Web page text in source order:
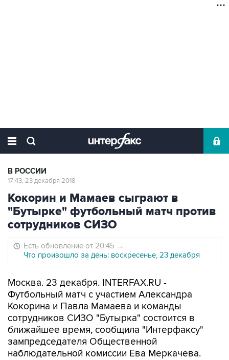
В РОССИИ
17:43, 23 декабря 2018
Кокорин и Мамаев сыграют в
"Бутырке" футбольный матч против
сотрудников СИЗО
Есть обновление от 20:45 →
Что произошло за день: воскресенье, 23 декабря
Москва. 23 декабря. INTERFAX.RU -
Футбольный матч с участием Александра
Кокорина и Павла Мамаева и команды
сотрудников СИЗО "Бутырка" состоится в
ближайшее время, сообщила "Интерфаксу"
зампредседателя Общественной
наблюдательной комиссии Ева Меркачева.